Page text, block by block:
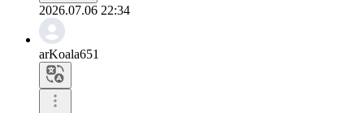
2026.07.06 22:34
arKoala651